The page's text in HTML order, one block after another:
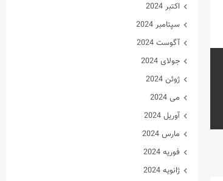
اکتبر 2024
سپتامبر 2024
آگوست 2024
جولای 2024
ژوئن 2024
می 2024
آوریل 2024
مارس 2024
فوریه 2024
ژانویه 2024